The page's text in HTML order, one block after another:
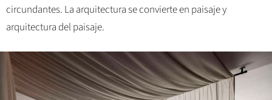
circundantes. La arquitectura se convierte en paisaje y
arquitectura del paisaje.